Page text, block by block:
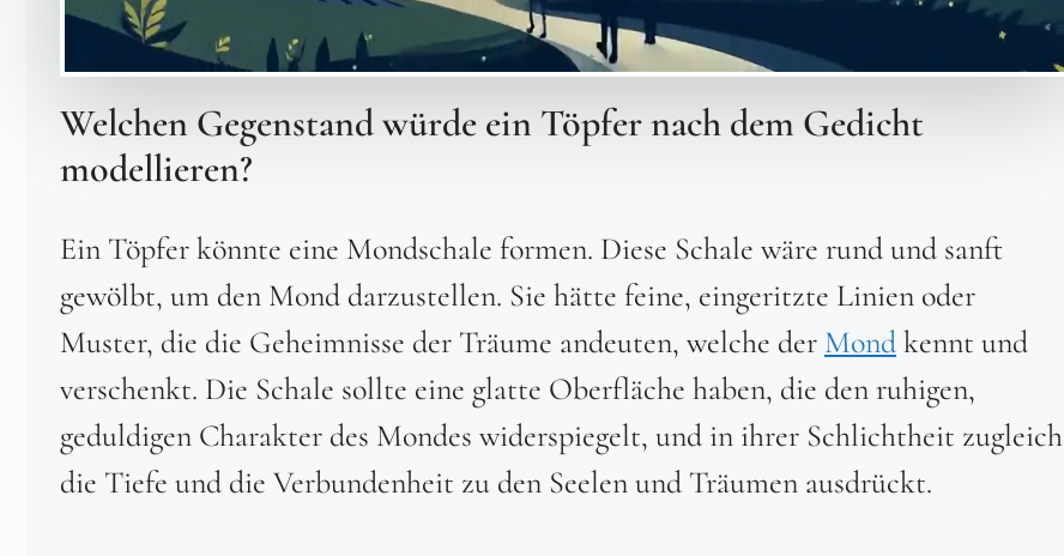
Welchen Gegenstand würde ein Töpfer nach dem Gedicht
modellieren?
Ein Töpfer könnte eine Mondschale formen. Diese Schale wäre rund und sanft
gewölbt, um den Mond darzustellen. Sie hätte feine, eingeritzte Linien oder
Muster, die die Geheimnisse der Träume andeuten, welche der Mondkennt und
verschenkt. Die Schale sollte eine glatte Oberfläche haben, die den ruhigen,
geduldigen Charakter des Mondes widerspiegelt, und in ihrer Schlichtheit zugleich
die Tiefe und die Verbundenheit zu den Seelen und Träumen ausdrückt.